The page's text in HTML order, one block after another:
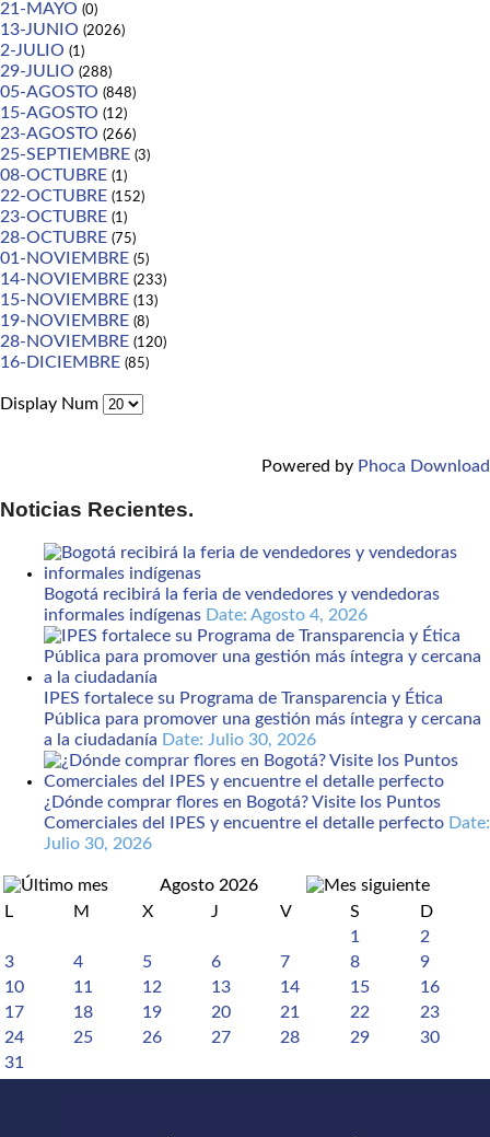
21-MAYO (0)
13-JUNIO (2026)
2-JULIO (1)
29-JULIO (288)
05-AGOSTO (848)
15-AGOSTO (12)
23-AGOSTO (266)
25-SEPTIEMBRE (3)
08-OCTUBRE (1)
22-OCTUBRE (152)
23-OCTUBRE (1)
28-OCTUBRE (75)
01-NOVIEMBRE (5)
14-NOVIEMBRE (233)
15-NOVIEMBRE (13)
19-NOVIEMBRE (8)
28-NOVIEMBRE (120)
16-DICIEMBRE (85)
Display Num
Powered by Phoca Download
Noticias Recientes.
Bogotá recibirá la feria de vendedores y vendedoras
informales indígenas Date: Agosto 4, 2026
IPES fortalece su Programa de Transparencia y Ética
Pública para promover una gestión más íntegra y cercana
a la ciudadanía Date: Julio 30, 2026
¿Dónde comprar flores en Bogotá? Visite los Puntos
Comerciales del IPES y encuentre el detalle perfecto Date:
Julio 30, 2026
Agosto 2026
L
M X J V S
D
1
2
3
4 5 6 7 8
9
10
11 12 13 14 15
16
17
18 19 20 21 22
23
24
25 26 27 28 29
30
31